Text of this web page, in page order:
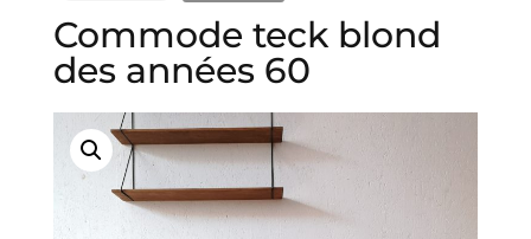
Commode teck blond
des années 60